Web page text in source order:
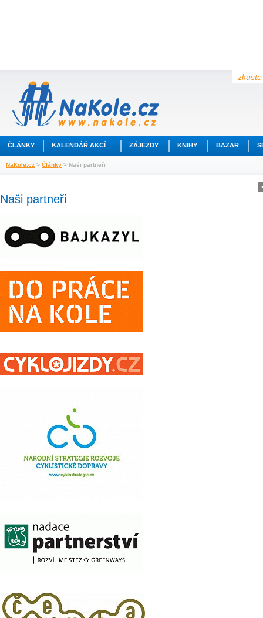
ČLÁNKY KALENDÁŘ AKCÍ ZÁJEZDY KNIHY BAZAR
NaKole.cz > Články > Naši partneři
Naši partneři